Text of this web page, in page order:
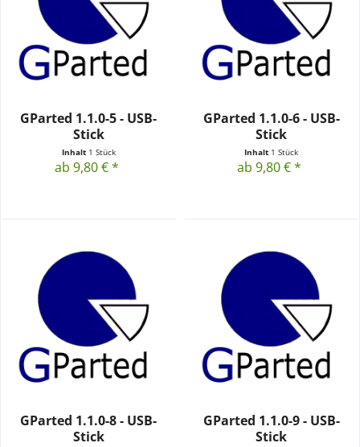
GParted 1.1.0-5 - USB-
Stick
Inhalt 1 Stück
ab 9,80 € *
GParted 1.1.0-6 - USB-
Stick
Inhalt 1 Stück
ab 9,80 € *
GParted 1.1.0-8 - USB-
Stick
GParted 1.1.0-9 - USB-
Stick